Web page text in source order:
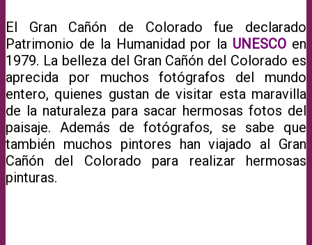
El Gran Cañón de Colorado fue declarado
Patrimonio de la Humanidad por la UNESCO en
1979. La belleza del Gran Cañón del Colorado es
aprecida por muchos fotógrafos del mundo
entero, quienes gustan de visitar esta maravilla
de la naturaleza para sacar hermosas fotos del
paisaje. Además de fotógrafos, se sabe que
también muchos pintores han viajado al Gran
Cañón del Colorado para realizar hermosas
pinturas.